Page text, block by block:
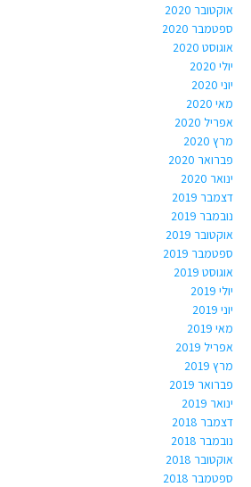
אוקטובר 2020
ספטמבר 2020
אוגוסט 2020
יולי 2020
יוני 2020
מאי 2020
אפריל 2020
מרץ 2020
פברואר 2020
ינואר 2020
דצמבר 2019
נובמבר 2019
אוקטובר 2019
ספטמבר 2019
אוגוסט 2019
יולי 2019
יוני 2019
מאי 2019
אפריל 2019
מרץ 2019
פברואר 2019
ינואר 2019
דצמבר 2018
נובמבר 2018
אוקטובר 2018
ספטמבר 2018